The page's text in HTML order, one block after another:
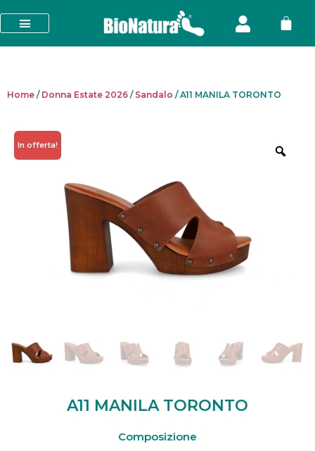
Home / Donna Estate 2026 / Sandalo / A11 MANILA TORONTO
A11 MANILA TORONTO
Composizione
In offerta!